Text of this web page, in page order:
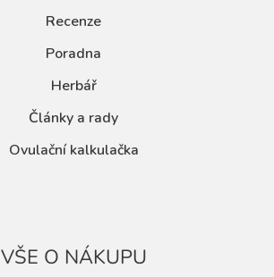
Recenze
Poradna
Herbář
Články a rady
Ovulační kalkulačka
VŠE O NÁKUPU